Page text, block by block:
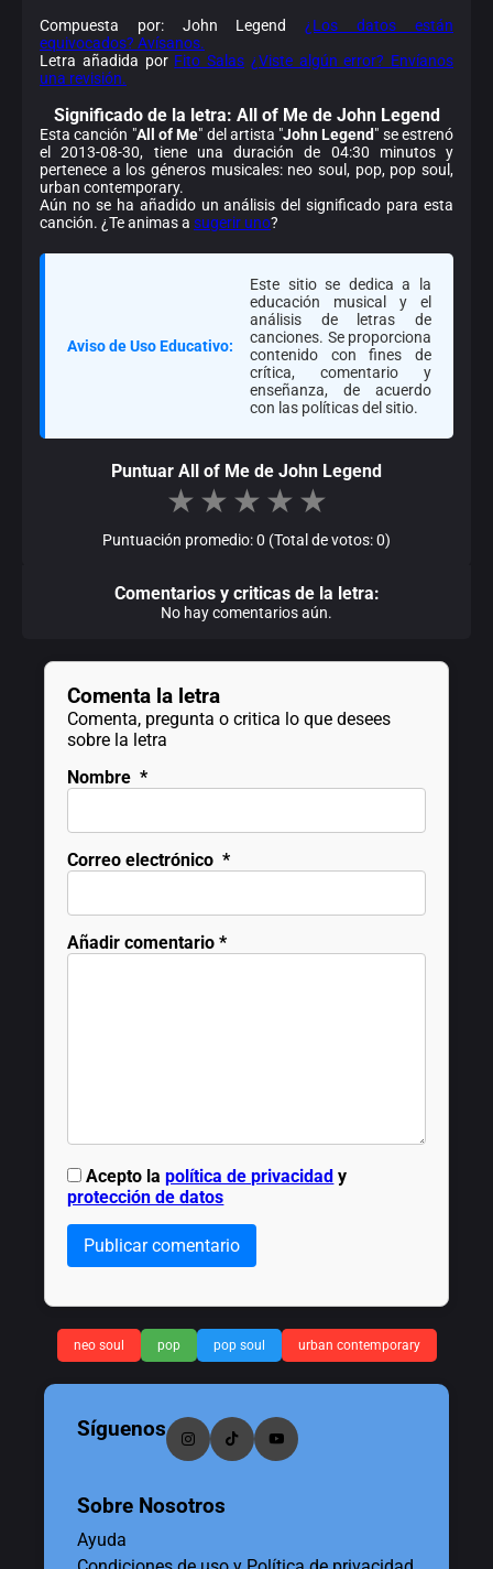
Compuesta por: John Legend¿Los datos están
equivocados? Avísanos.
Letra añadida por Fito Salas ¿Viste algún error? Envíanos
una revisión.
Significado de la letra: All of Me de John Legend
Esta canción "All of Me" del artista "John Legend" se estrenó
el 2013-08-30, tiene una duración de 04:30 minutos y
pertenece a los géneros musicales: neo soul, pop, pop soul,
urban contemporary.
Aún no se ha añadido un análisis del significado para esta
canción. ¿Te animas a sugerir uno?
Aviso de Uso Educativo:
Este sitio se dedica a la
educación musical y el
análisis de letras de
canciones. Se proporciona
contenido con fines de
crítica, comentario y
enseñanza, de acuerdo
con las políticas del sitio.
Puntuar All of Me de John Legend
★ ★ ★ ★ ★
Puntuación promedio: 0 (Total de votos: 0)
Comentarios y criticas de la letra:
No hay comentarios aún.
Comenta la letra
Comenta, pregunta o critica lo que desees
sobre la letra
Nombre *
Correo electrónico *
Añadir comentario *
Acepto lapolítica de privacidad y
protección de datos
Publicar comentario
neo soul pop pop soul urban contemporary
Síguenos
Sobre Nosotros
Ayuda